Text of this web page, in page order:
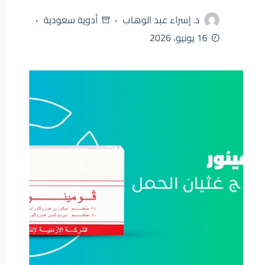
د. إسراء عبد الوهاب
أدوية سعودية
16 يونيو، 2026